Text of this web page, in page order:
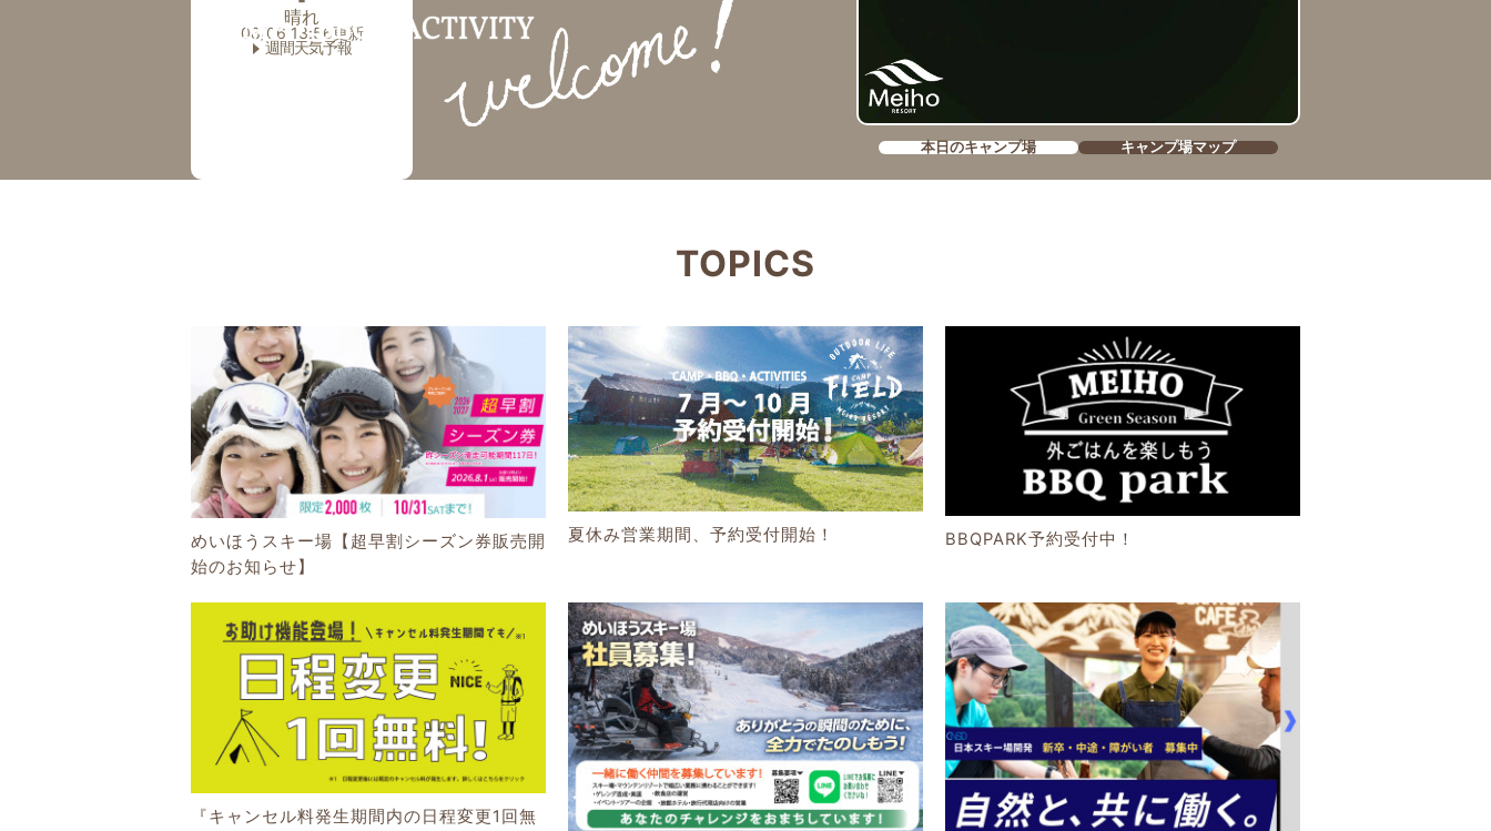
晴れ
08/06 13:56更新
週間天気予報
本日のキャンプ場 キャンプ場マップ
TOPICS
めいほうスキー場【超早割シーズン券販売開
始のお知らせ】
夏休み営業期間、予約受付開始！ BBQPARK予約受付中！
『キャンセル料発生期間内の日程変更1回無